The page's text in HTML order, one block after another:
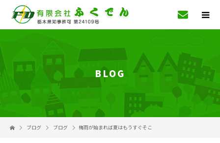
BLOG
ブログ ブログ 梅雨が始まれば夏はもうすぐそこ